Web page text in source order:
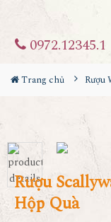
0972.12345.1
Trang chủ
Rượu
Hộp Quà